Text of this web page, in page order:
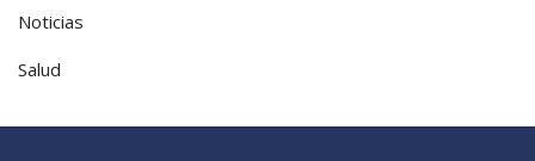
Noticias
Salud